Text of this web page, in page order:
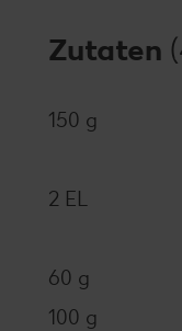
Zutaten
150 g
2 EL
60 g
100 g